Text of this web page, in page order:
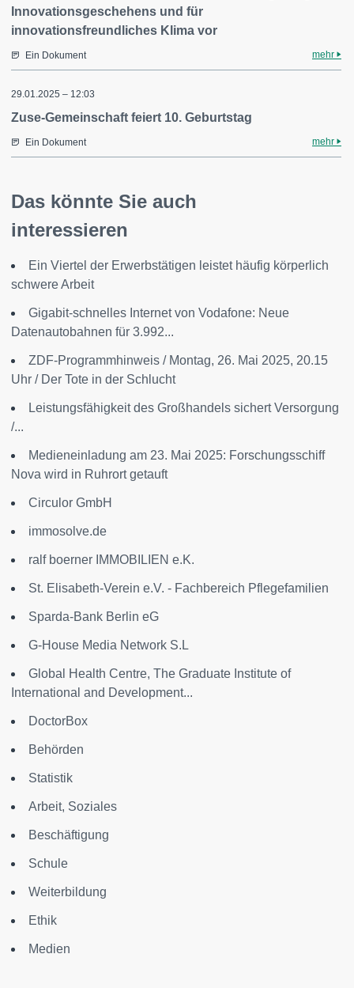
Innovationsgeschehens und für
innovationsfreundliches Klima vor
Ein Dokument mehr
29.01.2025 – 12:03
Zuse-Gemeinschaft feiert 10. Geburtstag
Ein Dokument mehr
Das könnte Sie auch
interessieren
Ein Viertel der Erwerbstätigen leistet häufig körperlich
schwere Arbeit
Gigabit-schnelles Internet von Vodafone: Neue
Datenautobahnen für 3.992...
ZDF-Programmhinweis / Montag, 26. Mai 2025, 20.15
Uhr / Der Tote in der Schlucht
Leistungsfähigkeit des Großhandels sichert Versorgung
/...
Medieneinladung am 23. Mai 2025: Forschungsschiff
Nova wird in Ruhrort getauft
Circulor GmbH
immosolve.de
ralf boerner IMMOBILIEN e.K.
St. Elisabeth-Verein e.V. - Fachbereich Pflegefamilien
Sparda-Bank Berlin eG
G-House Media Network S.L
Global Health Centre, The Graduate Institute of
International and Development...
DoctorBox
Behörden
Statistik
Arbeit, Soziales
Beschäftigung
Schule
Weiterbildung
Ethik
Medien